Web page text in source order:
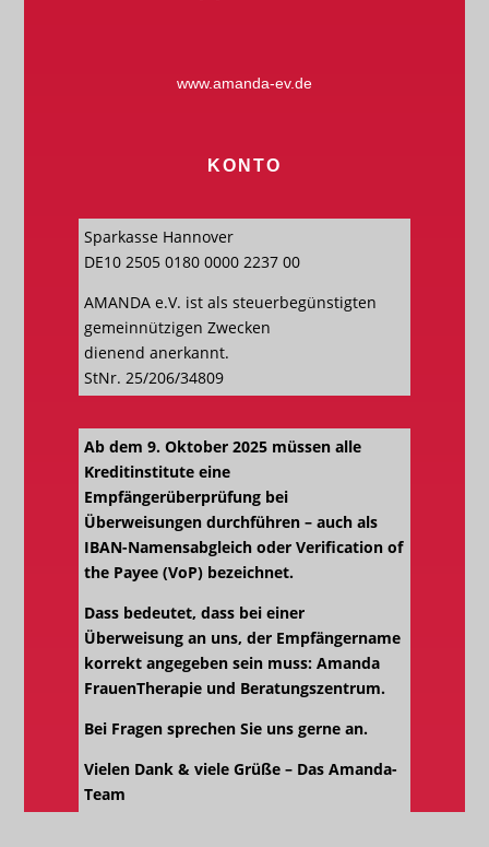
www.amanda-ev.de
KONTO
Sparkasse Hannover
DE10 2505 0180 0000 2237 00
AMANDA e.V. ist als steuerbegünstigten
gemeinnützigen Zwecken
dienend anerkannt.
StNr. 25/206/34809
Ab dem 9. Oktober 2025 müssen alle
Kreditinstitute eine
Empfängerüberprüfung bei
Überweisungen durchführen – auch als
IBAN-Namensabgleich oder Verification of
the Payee (VoP) bezeichnet.
Dass bedeutet, dass bei einer
Überweisung an uns, der Empfängername
korrekt angegeben sein muss: Amanda
FrauenTherapie und Beratungszentrum.
Bei Fragen sprechen Sie uns gerne an.
Vielen Dank & viele Grüße – Das Amanda-
Team